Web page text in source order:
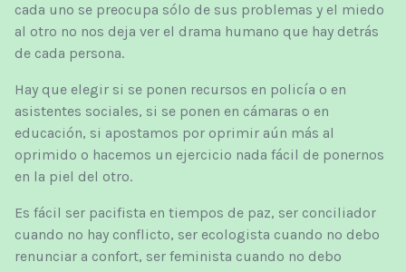
cada uno se preocupa sólo de sus problemas y el miedo
al otro no nos deja ver el drama humano que hay detrás
de cada persona.
Hay que elegir si se ponen recursos en policía o en
asistentes sociales, si se ponen en cámaras o en
educación, si apostamos por oprimir aún más al
oprimido o hacemos un ejercicio nada fácil de ponernos
en la piel del otro.
Es fácil ser pacifista en tiempos de paz, ser conciliador
cuando no hay conflicto, ser ecologista cuando no debo
renunciar a confort, ser feminista cuando no debo